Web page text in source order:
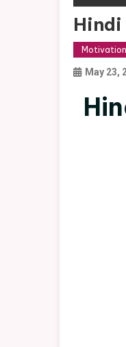
May 23,